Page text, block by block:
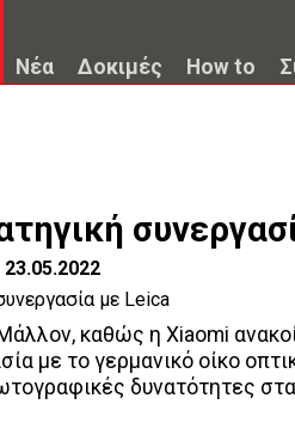
Νέα Δοκιμές How to
23.05.2022
καθώς η Xiaomi
με το γερμανικό οίκο
δυνατότητες